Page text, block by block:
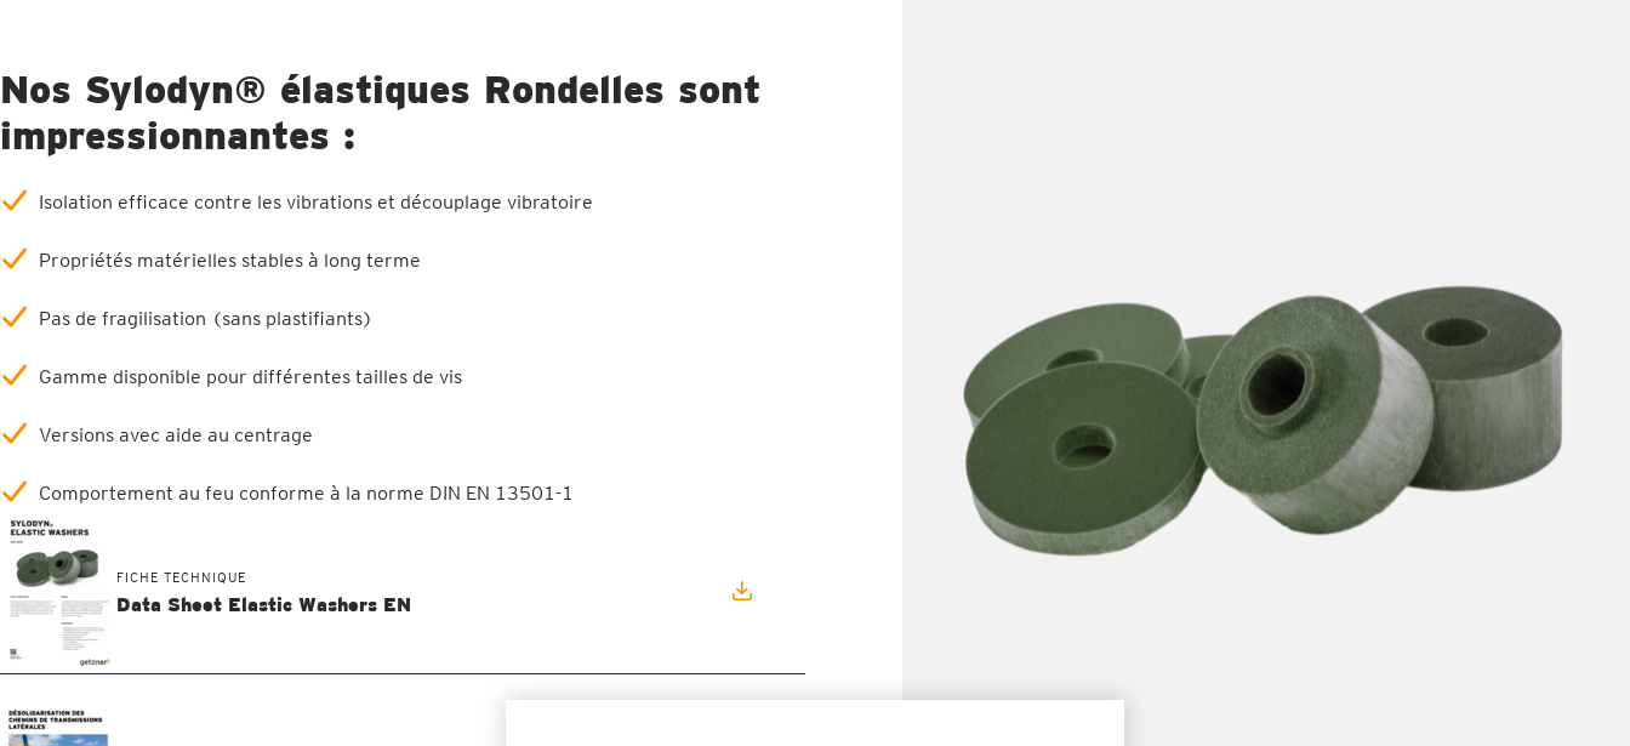
Nos Sylodyn® élastiques Rondelles sont
impressionnantes :
Isolation efficace contre les vibrations et découplage vibratoire
Propriétés matérielles stables à long terme
Pas de fragilisation (sans plastifiants)
Gamme disponible pour différentes tailles de vis
Versions avec aide au centrage
Comportement au feu conforme à la norme DIN EN 13501-1
FICHE TECHNIQUE
Data Sheet Elastic Washers EN